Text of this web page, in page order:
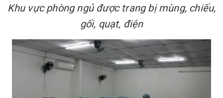
Khu vực phòng ngủ được trang bị mùng, chiếu,
gối, quạt, điện